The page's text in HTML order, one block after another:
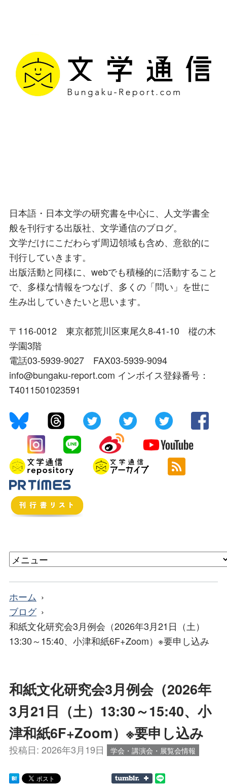
日本語・日本文学の研究書を中心に、人文学書全
般を刊行する出版社、文学通信のブログ。
文学だけにこだわらず周辺領域も含め、意欲的に
刊行していきます。
出版活動と同様に、webでも積極的に活動すること
で、多様な情報をつなげ、多くの「問い」を世に
生み出していきたいと思います。
〒116-0012 東京都荒川区東尾久8-41-10 樅の木
学園3階
電話03-5939-9027 FAX03-5939-9094
info@bungaku-report.com インボイス登録番号：
T4011501023591
ホーム
ブログ
和紙文化研究会3月例会（2026年3月21日（土）
13:30～15:40、小津和紙6F+Zoom）※要申し込み
和紙文化研究会3月例会（2026年
3月21日（土）13:30～15:40、小
津和紙6F+Zoom）※要申し込み
投稿日: 2026年3月19日 学会・講演会・展覧会情報